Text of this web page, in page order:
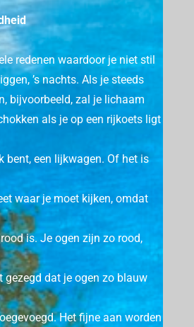
redenen waardoor je niet stil
’s nachts.Als je steeds
bijvoorbeeld, zal je lichaam
als je op een rijkoets ligt
bent, een lijkwagen. Of het is
waar je moet kijken, omdat
rood is.Je ogen zijn zo rood,
gezegd dat je ogen zo blauw
Het fijne aan worden